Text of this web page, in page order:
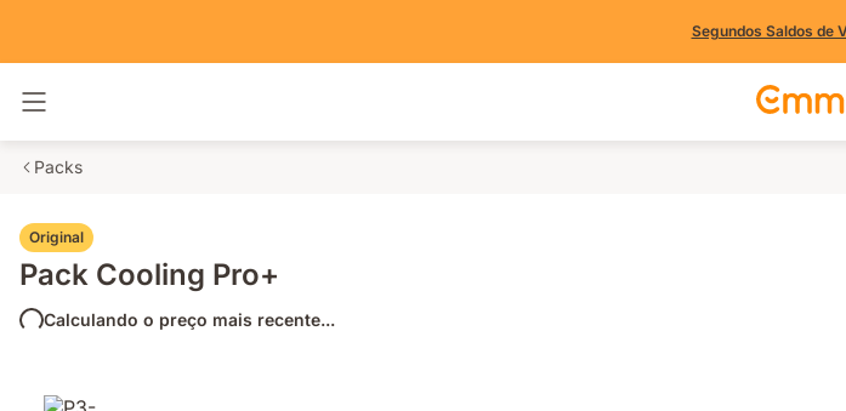
Segundos Saldos de
Packs
Original
Pack Cooling Pro+
Calculando o preço mais recente...